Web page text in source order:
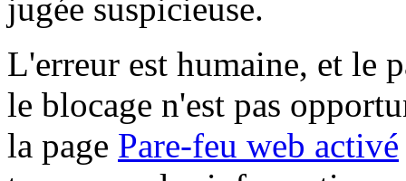
jugée suspicieuse.
L'erreur est humaine, et le
le blocage n'est pas
la page Pare-feu web activé